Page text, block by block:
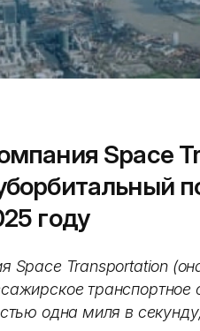
Space
году
Space Transportation
транспортное
одна миля в